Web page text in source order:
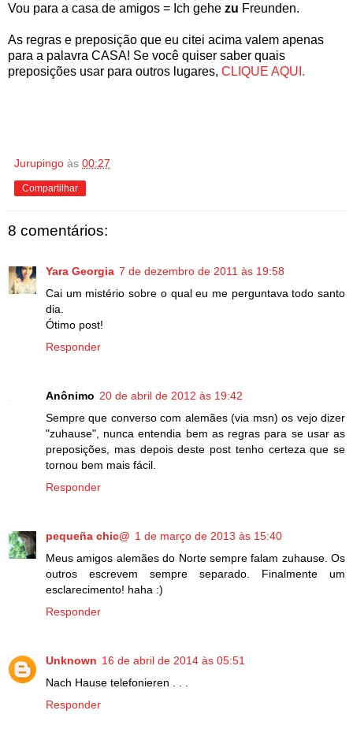
Vou para a casa de amigos = Ich gehe zu Freunden.
As regras e preposição que eu citei acima valem apenas
para a palavra CASA! Se você quiser saber quais
preposições usar para outros lugares, CLIQUE AQUI.
Jurupingo às 00:27
Compartilhar
8 comentários:
Yara Georgia 7 de dezembro de 2011 às 19:58
Cai um mistério sobre o qual eu me perguntava todo santo
dia.
Ótimo post!
Responder
Anônimo 20 de abril de 2012 às 19:42
Sempre que converso com alemães (via msn) os vejo dizer
"zuhause", nunca entendia bem as regras para se usar as
preposições, mas depois deste post tenho certeza que se
tornou bem mais fácil.
Responder
pequeña chic@ 1 de março de 2013 às 15:40
Meus amigos alemães do Norte sempre falam zuhause. Os
outros escrevem sempre separado. Finalmente um
esclarecimento! haha :)
Responder
Unknown 16 de abril de 2014 às 05:51
Nach Hause telefonieren . . .
Responder